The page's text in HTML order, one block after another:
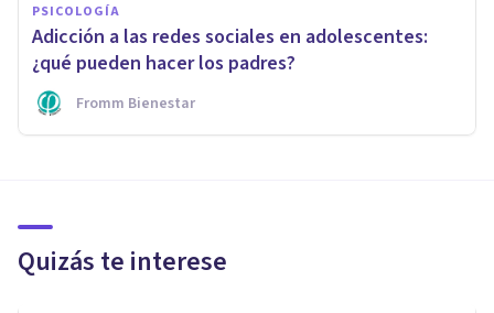
PSICOLOGÍA
Adicción a las redes sociales en adolescentes:
¿qué pueden hacer los padres?
Fromm Bienestar
Quizás te interese